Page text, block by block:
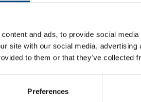
and ads, to provide social
site with our social media,
to them or that they’ve collected
Preferences
Kan du inte ge dig till tåls?